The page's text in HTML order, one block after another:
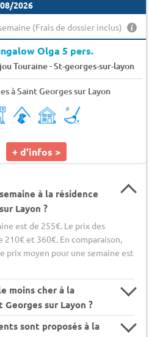
2026
(Frais de dossier inclus)
Olga 5 pers.
Touraine-St-georges-sur-layon
à Saint Georges sur Layon
+ d'infos >
à la résidence
Layon ?
est de 255€. Le prix des
et 360€. En comparaison,
prix moyen pour une semaine est
moins cher à la
sur Layon ?
sont proposés à la